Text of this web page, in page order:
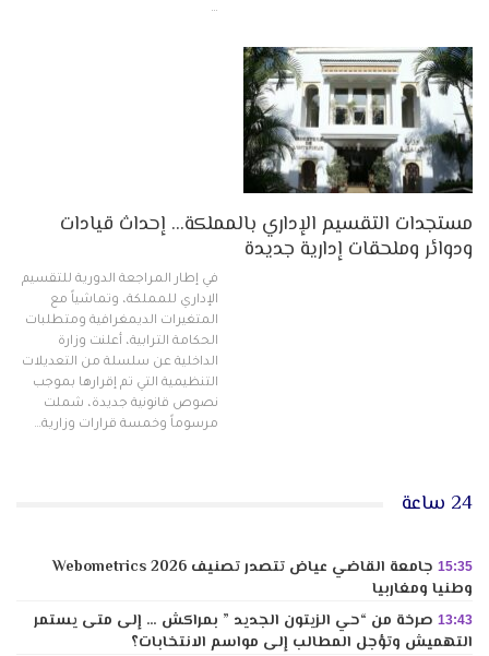
…
مستجدات التقسيم الإداري بالمملكة… إحداث قيادات
ودوائر وملحقات إدارية جديدة
في إطار المراجعة الدورية للتقسيم
الإداري للمملكة، وتماشياً مع
المتغيرات الديمغرافية ومتطلبات
الحكامة الترابية، أعلنت وزارة
الداخلية عن سلسلة من التعديلات
التنظيمية التي تم إقرارها بموجب
نصوص قانونية جديدة، شملت
مرسوماً وخمسة قرارات وزارية…
24 ساعة
15:35
جامعة القاضي عياض تتصدر تصنيف Webometrics 2026
وطنيا ومغاربيا
13:43 صرخة من “حي الزيتون الجديد ” بمراكش … إلى متى يستمر
التهميش وتؤجل المطالب إلى مواسم الانتخابات؟